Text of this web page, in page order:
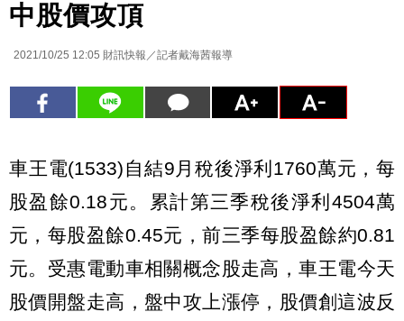
中股價攻頂
2021/10/25 12:05 財訊快報／記者戴海茜報導
車王電(1533)自結9月稅後淨利1760萬元，每
股盈餘0.18元。累計第三季稅後淨利4504萬
元，每股盈餘0.45元，前三季每股盈餘約0.81
元。受惠電動車相關概念股走高，車王電今天
股價開盤走高，盤中攻上漲停，股價創這波反